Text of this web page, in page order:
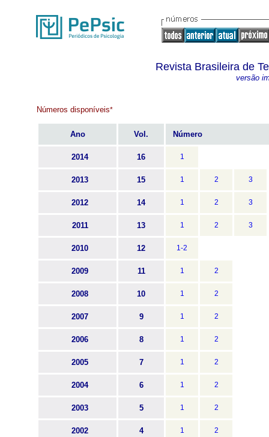
Revista Brasileira de
versão
Números disponíveis*
Ano Vol. Número
2014 16 1
2013 15 1 2 3
2012 14 1 2 3
2011 13 1 2 3
2010 12 1-2
2009 11 1 2
2008 10 1 2
2007 9 1 2
2006 8 1 2
2005 7 1 2
2004 6 1 2
2003 5 1 2
2002 4 1 2